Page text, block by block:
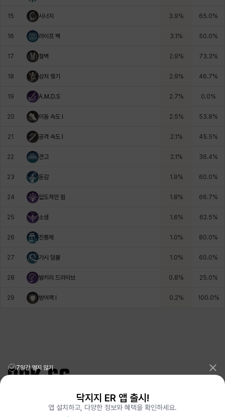
15 시너지 3.9% 65.0%
16 라이프 백 3.1% 50.0%
17 철벽 2.9% 73.3%
18 상처 찢기 2.9% 46.7%
19 A.M.D.S 2.7% 0.0%
20 이동 속도 I 2.5% 53.8%
21 공격 속도 I 2.1% 45.5%
22 견고 2.1% 36.4%
23 둔감 1.9% 60.0%
24 압도적인 힘 1.8% 66.7%
25 소생 1.6% 62.5%
26 진통제 1.0% 80.0%
27 가시 덤불 1.0% 60.0%
28 발키리 드라이브 0.8% 25.0%
29 방어력 I 0.2% 100.0%
리그오브레전드 전적검색 포로지지PORO.GG
전략적팀전투 TFT 전적검색 롤체지지 LOLCHESS.GG
7일간 열지 않기
닥지지 ER 앱 출시!
앱 설치하고, 다양한 정보와 혜택을 확인하세요.